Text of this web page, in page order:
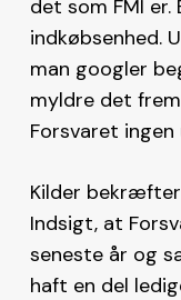
det som FMI
indkøbsenhed.
man googler
myldre det
Forsvaret
Kilder
Indsigt, at
seneste år og
haft en del